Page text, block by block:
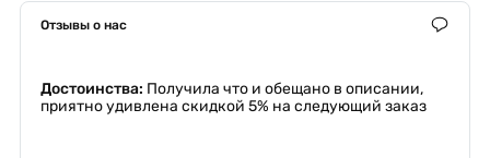
Отзывы о нас
Достоинства: Получила что и обещано в описании,
приятно удивлена скидкой 5% на следующий заказ